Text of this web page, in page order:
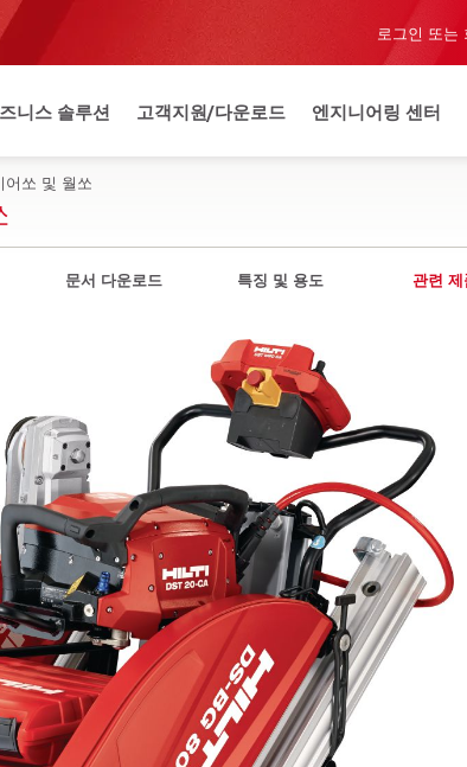
로그인 또는
니스 솔루션 고객지원/다운로드 엔지니어링 센터
어쏘 및 월쏘
문서 다운로드 특징 및 용도 관련 제